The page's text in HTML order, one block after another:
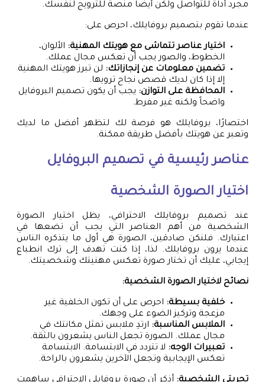
مجرد أداة للتواصل ولكن أيضًا منصة للترويج لنفسك.
عندما تقوم بتصميم بروفايلك، احرص على:
اختيار عناصر تتماشى مع هويتك المهنية: الألوان،
الخطوط، والصور يجب أن تعكس مجال عملك.
تضمين معلومات عن إنجازاتك: لن تبرز هويتك المهنية
إلا إذا كان لديك قصص نجاح ترويها.
المحافظة على التوازن: يجب أن يكون تصميم البروفايل
واضحاً ولكنه غير مفرط.
اختصارًا، بروفايلك هو فرصة لك لتظهر أفضل ما لديك
وتعبر عن هويتك بأفضل طريقة ممكنة.
عناصر رئيسية في تصميم البروفايل
اختيار الصورة الشخصية
عند تصميم بروفايلك الاحترافي، يظل اختيار الصورة
الشخصية من أهم العناصر التي يجب أن تضعها في
اعتبارك. فلنكن صادقين، الصورة هي أول ما يتذكره الناس
عندما يرون بروفايلك. لذا، إذا كنت تهدف إلى ترك انطباع
إيجابي، عليك أن تختار صورة تعكس مهنيتك وشخصيتك.
نصائح لاختيار الصورة الشخصية:
خلفية بسيطة: احرص على أن تكون الخلفية غير
مزعجة وتركيز الضوء على وجهك.
الملابس المناسبة: ارتدِ ملابس تمثل مكانتك في
مجال عملك. الصورة تجعل الناس يشعرون بالثقة.
تعبيرات الوجه: لا تتردد في الابتسامة. الابتسامة
تعكس الإيجابية وتجعل الآخرين يشعرون بالراحة.